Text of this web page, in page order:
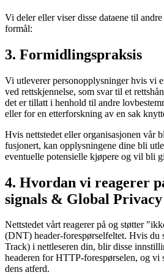
Vi deler eller viser disse dataene til
formål:
3. Formidlingspraksis
Vi utleverer personopplysninger hvis vi
ved rettskjennelse, som svar til et
det er tillatt i henhold til andre
eller for en etterforskning av en sak
Hvis nettstedet eller organisasjonen vår
fusjonert, kan opplysningene dine bli
eventuelle potensielle kjøpere og vil bli
4. Hvordan vi reagerer
signals & Global
Nettstedet vårt reagerer på og støtter
(DNT) header-forespørselfeltet. Hvis
Track) i nettleseren din, blir disse
headeren for HTTP-forespørselen, og vi
dens atferd.